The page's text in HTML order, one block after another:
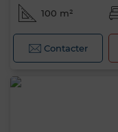
100 m²
Contacter